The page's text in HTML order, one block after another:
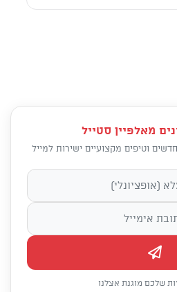
מאלפיין סטייל
וטיפים מקצועיים ישירות למייל
שלכם מוגנת אצלנו